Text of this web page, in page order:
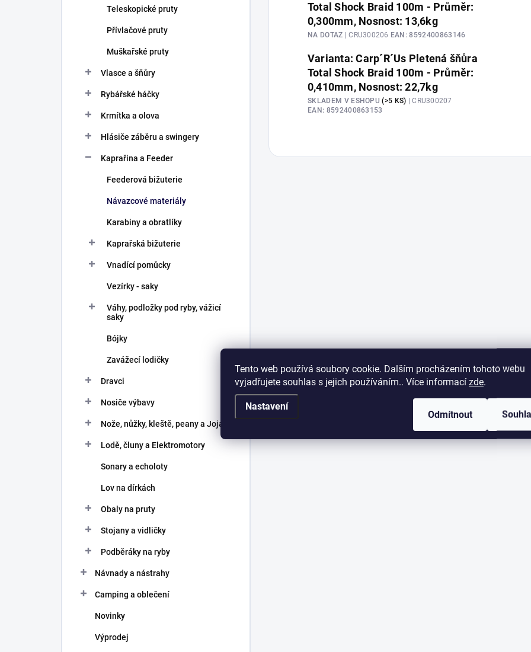
Tento web používá soubory cookie. Dalším procházením tohoto webu
vyjadřujete souhlas s jejich používáním.. Více informací zde.
Nastavení
Odmítnout
Teleskopické pruty
Přívlačové pruty
Muškařské pruty
Vlasce a šňůry
Rybářské háčky
Krmítka a olova
Hlásiče záběru a swingery
Kaprařina a Feeder
Feederová bižuterie
Návazcové materiály
Karabiny a obratlíky
Kaprařská bižuterie
Vnadící pomůcky
Vezírky - saky
Váhy, podložky pod ryby, vážicí
saky
Bójky
Zavážecí lodičky
Dravci
Nosiče výbavy
Nože, nůžky, kleště, peany a Joja
Lodě, čluny a Elektromotory
Sonary a echoloty
Lov na dírkách
Obaly na pruty
Stojany a vidličky
Podběráky na ryby
Návnady a nástrahy
Camping a oblečení
Novinky
Výprodej
Total Shock Braid 100m - Průměr:
0,300mm, Nosnost: 13,6kg
NA DOTAZ | CRU300206 EAN: 8592400863146
Varianta: Carp´R´Us Pletená šňůra
Total Shock Braid 100m - Průměr:
0,410mm, Nosnost: 22,7kg
SKLADEM V ESHOPU(>5 KS) | CRU300207
EAN: 8592400863153